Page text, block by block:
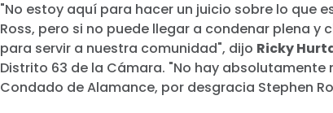
"No estoy aquí para hacer un juicio sobre lo que
Ross, pero si no puede llegar a condenar plena
para servir a nuestra comunidad", dijo Ricky
Distrito 63 de la Cámara. "No hay absolutamente
Condado de Alamance, por desgracia Stephen